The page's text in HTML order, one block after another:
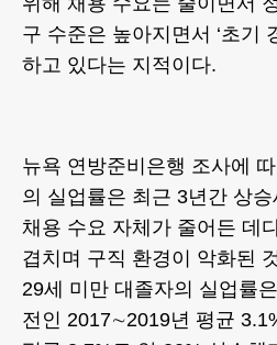
구 수준은 높아지면서 ‘초기
하고 있다는 지적이다.
뉴욕 연방준비은행 조사에
의 실업률은 최근 3년간 상
채용 수요 자체가 줄어든 데
겹치며 구직 환경이 악화된
29세 미만 대졸자의 실업률
전인 2017∼2019년 평균